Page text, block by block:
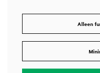
Alleen